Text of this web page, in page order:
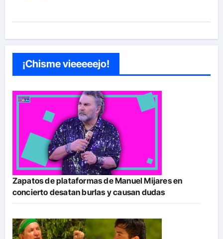
¡Chisme vieeeeejo!
Zapatos de plataformas de Manuel Mijares en
concierto desatan burlas y causan dudas